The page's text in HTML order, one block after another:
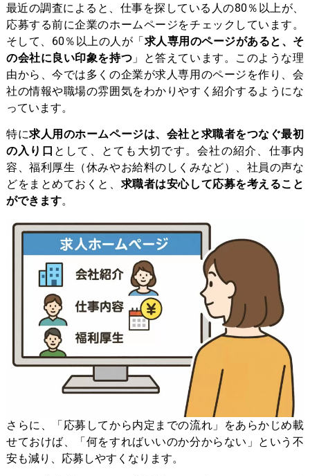
最近の調査によると、仕事を探している人の80％以上が、
応募する前に企業のホームページをチェックしています。
そして、60％以上の人が「求人専用のページがあると、そ
の会社に良い印象を持つ 」と答えています。このような理
由から、今では多くの企業が求人専用のページを作り、会
社の情報や職場の雰囲気をわかりやすく紹介するようにな
っています。
特に求人用のホームページは、会社と求職者をつなぐ最初
の入り口 として、とても大切です。会社の紹介、仕事内
容、福利厚生（休みやお給料のしくみなど）、社員の声な
どをまとめておくと、 求職者は安心して応募を考えること
ができます。
さらに、「応募してから内定までの流れ」をあらかじめ載
せておけば、「何をすればいいのか分からない」という不
安も減り、応募しやすくなります。